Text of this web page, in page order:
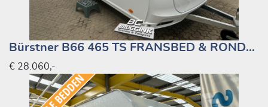
Indelingen:Dwarsbed, Stapelbed dwars
Sanitair
Indelingen:Midden-opstelling
Accessoires:Cassettetoilet, Schoonwatertank (vast)
Knaus Sudwind 60 Years 500 QDK
STAPELBED MET MAGNETRON
Bürstner B66 465 TS FRANSBED & RONDZIT 1600KG
€ 28.060,-